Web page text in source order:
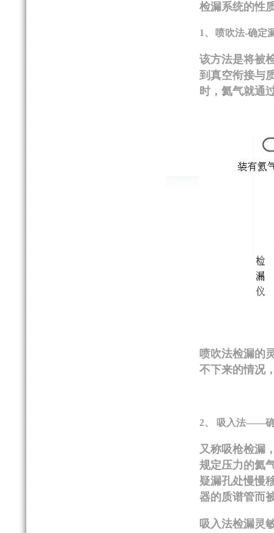
检漏系统的性
1、 喷吹法-确定
该方法是将被
到真空衔接与
时，氦气就通
喷吹法检漏的
不下来的情况
2、 吸入法——
又称吸枪检漏
规定压力的氦
疑漏孔处慢慢
器的质谱管而
吸入法检漏灵